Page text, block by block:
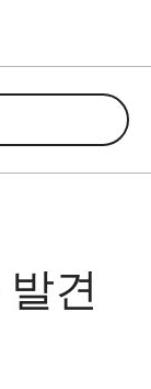
견